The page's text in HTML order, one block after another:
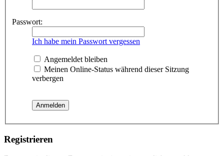
Passwort:
Ich habe mein Passwort vergessen
Angemeldet bleiben
Meinen Online-Status während dieser Sitzung
verbergen
Registrieren